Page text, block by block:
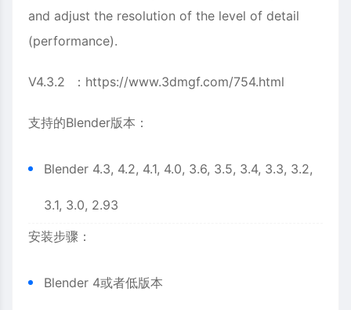
and adjust the resolution of the level of detail
(performance).
V4.3.2 ： https://www.3dmgf.com/754.html
支持的Blender版本：
Blender 4.3, 4.2, 4.1, 4.0, 3.6, 3.5, 3.4, 3.3, 3.2,
3.1, 3.0, 2.93
安装步骤：
Blender 4或者低版本